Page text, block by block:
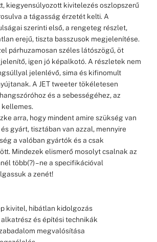
kiegyensúlyozott kivitelezés oszlopszerű
a tágasság érzetét kelti. A
szerinti első, a rengeteg részlet,
erejű, tiszta basszusok megjelenítése.
párhuzamosan széles látószögű, öt
igen jó képalkotó. A részletek nem
jelenlévő, sima és kifinomult
A JET tweeter tökéletesen
és a sebességéhez, az
kellemes.
arra, hogy mindent amire szükség van
gyárt, tisztában van azzal, mennyire
a valóban gyártók és a csak
Mindezek elismerő mosolyt csalnak az
több(?) – ne a specifikációval
a zenét!
kivitel, hibátlan kidolgozás
és építési technikák
megvalósítása